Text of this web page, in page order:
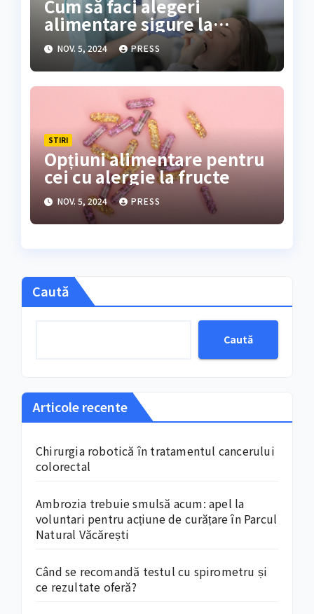
Cum să faci alegeri
alimentare sigure la
cumpărături
NOV. 5, 2024 PRESS
STIRI
Opțiuni alimentare pentru
cei cu alergie la fructe
NOV. 5, 2024 PRESS
Caută
Caută
Articole recente
Chirurgia robotică în tratamentul cancerului
colorectal
Ambrozia trebuie smulsă acum: apel la
voluntari pentru acțiune de curățare în Parcul
Natural Văcărești
Când se recomandă testul cu spirometru și
ce rezultate oferă?